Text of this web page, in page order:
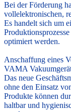
Bei der Förderung
vollelektronischen,
Es handelt sich um
optimiert werden.
Anschaffung eines
VAMA
Das neue
ohne den Einsatz
Produkte können
haltbar und